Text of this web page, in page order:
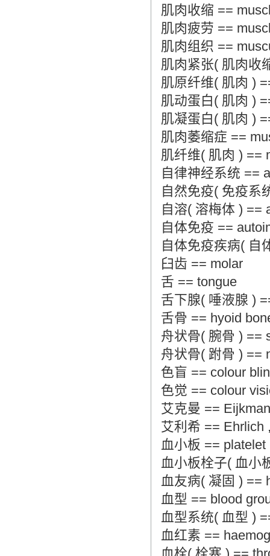
肌肉收缩 ==
肌肉疲劳 ==
肌肉组织 ==
肌肉紧张( 肌肉收
肌原纤维( 肌肉 )
肌动蛋白( 肌肉 )
肌凝蛋白( 肌肉 )
肌肉萎缩症 ==
肌纤维( 肌肉 ) ==
自律神经系统 ==
自然免疫( 免疫系
自溶( 溶梅体 ) ==
自体免疫 ==
自体免疫疾病( 自
臼齿 == molar
舌 == tongue
舌下腺( 唾液腺 )
舌骨 == hyoid
舟状骨( 腕骨 ) ==
舟状骨( 跗骨 ) ==
色盲 == colour
色觉 == colour
艾克曼 ==
艾利希 == Ehrlich
血小板 == platelet
血小板栓子( 血小
血友病( 凝固 ) ==
血型 == blood
血型系统( 血型 )
血红素 ==